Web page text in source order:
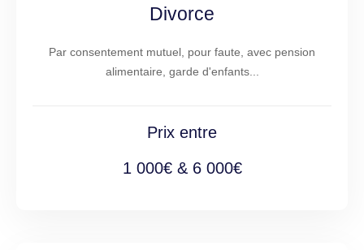
Divorce
Par consentement mutuel, pour faute, avec pension
alimentaire, garde d'enfants...
Prix entre
1 000€ & 6 000€